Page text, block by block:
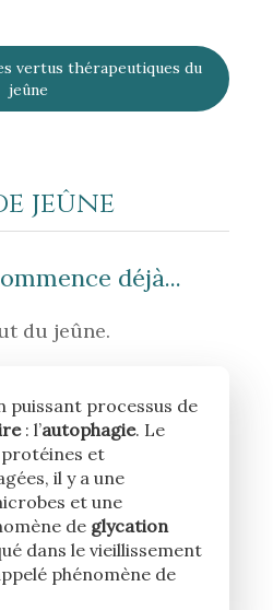
vertus thérapeutiques du
jeûne
jeûne
déjà...
du jeûne.
puissant processus de
: l’autophagie. Le
et
il y a une
et une
de glycation
dans le vieillissement
phénomène de